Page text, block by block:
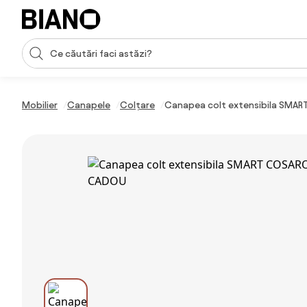
Sari peste navigare, accesează conținutul
Introducerea căutării
Mobilier Canapele Colțare Canapea colt extensibila